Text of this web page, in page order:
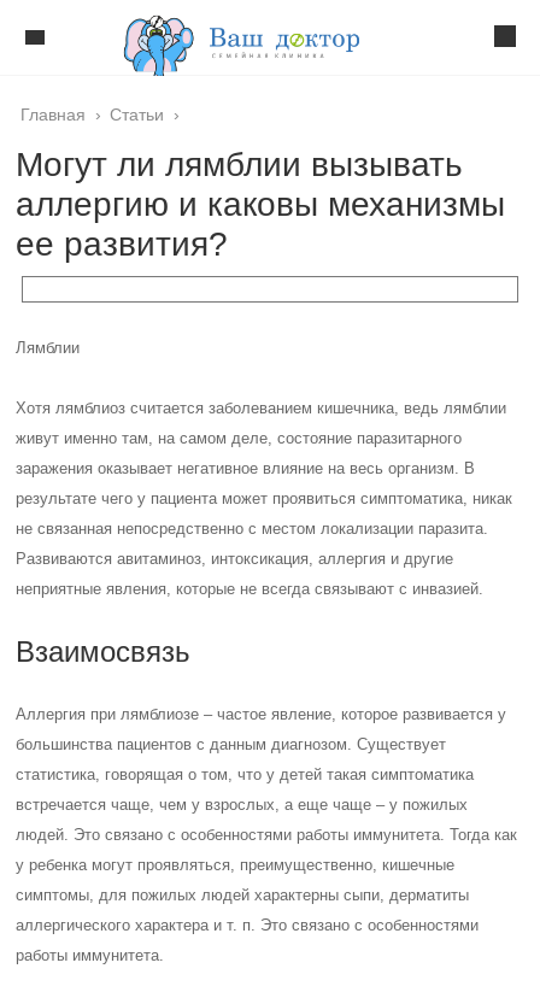
Главная › Статьи ›
Могут ли лямблии вызывать
аллергию и каковы механизмы
ее развития?
Лямблии
Хотя лямблиоз считается заболеванием кишечника, ведь лямблии
живут именно там, на самом деле, состояние паразитарного
заражения оказывает негативное влияние на весь организм. В
результате чего у пациента может проявиться симптоматика, никак
не связанная непосредственно с местом локализации паразита.
Развиваются авитаминоз, интоксикация, аллергия и другие
неприятные явления, которые не всегда связывают с инвазией.
Взаимосвязь
Аллергия при лямблиозе – частое явление, которое развивается у
большинства пациентов с данным диагнозом. Существует
статистика, говорящая о том, что у детей такая симптоматика
встречается чаще, чем у взрослых, а еще чаще – у пожилых
людей. Это связано с особенностями работы иммунитета. Тогда как
у ребенка могут проявляться, преимущественно, кишечные
симптомы, для пожилых людей характерны сыпи, дерматиты
аллергического характера и т. п. Это связано с особенностями
работы иммунитета.